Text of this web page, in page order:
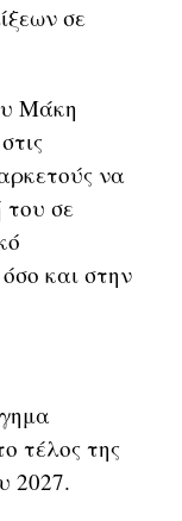
σε
Μάκη
να
του σε
και στην
τέλος της
2027.